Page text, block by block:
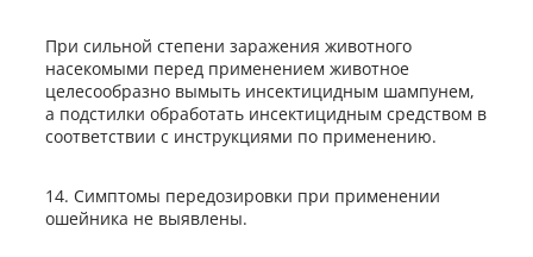
При сильной степени заражения животного
насекомыми перед применением животное
целесообразно вымыть инсектицидным шампунем,
а подстилки обработать инсектицидным средством в
соответствии с инструкциями по применению.
14. Симптомы передозировки при применении
ошейника не выявлены.